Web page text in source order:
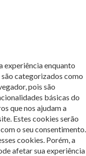
experiência enquanto
categorizados como
pois são
básicas do
que nos ajudam a
Estes cookies serão
o seu consentimento.
cookies. Porém, a
afetar sua experiência